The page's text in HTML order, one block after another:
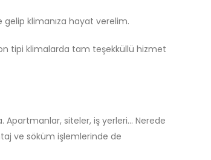
gelip klimanıza hayat verelim.
tipi klimalarda tam teşekküllü hizmet
Apartmanlar, siteler, iş yerleri… Nerede
ve söküm işlemlerinde de